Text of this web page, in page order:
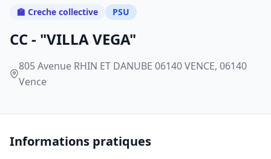
🏫 Creche collective PSU
CC - "VILLA VEGA"
805 Avenue RHIN ET DANUBE 06140 VENCE, 06140
Vence
Informations pratiques